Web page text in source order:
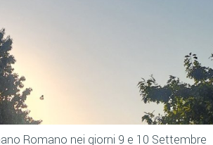
Romano nei giorni 9 e 10 Settembre